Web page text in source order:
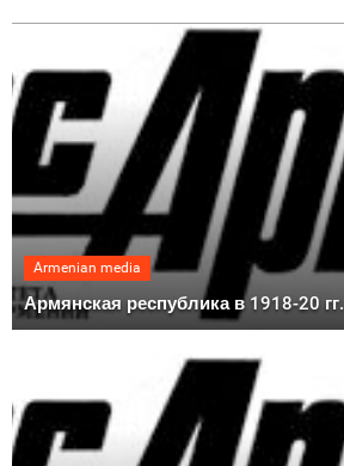
Armenian media
Армянская республика в 1918-20 гг.